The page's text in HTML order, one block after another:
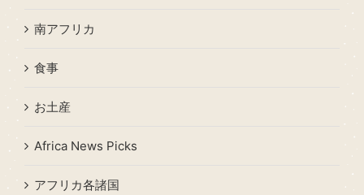
南アフリカ
食事
お土産
Africa News Picks
アフリカ各諸国